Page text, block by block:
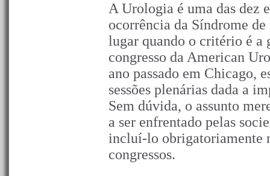
A Urologia é uma das dez
ocorrência da Síndrome
lugar quando o critério é a
congresso da American
ano passado em Chicago,
sessões plenárias dada a
Sem dúvida, o assunto
a ser enfrentado pelas
incluí-lo obrigatoriamente
congressos.